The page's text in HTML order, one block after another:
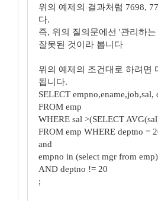
위의 예제의 결과처럼 7698,
다.
즉, 위의 질의문에선 '관리하는
잘못된 것이라 봅니다
위의 예제의 조건대로 하려면
됩니다.
SELECT empno,ename,job,sal,
FROM emp
WHERE sal >(SELECT
FROM emp WHERE deptno =
and
empno in (select mgr from emp)
AND deptno != 20
;